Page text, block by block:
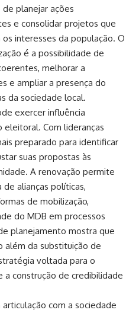
planejar ações
e consolidar projetos que
interesses da população. O
é a possibilidade de
melhorar a
e ampliar a presença do
da sociedade local.
exercer influência
eleitoral. Com lideranças
preparado para identificar
suas propostas às
A renovação permite
alianças políticas,
de mobilização,
do MDB em processos
planejamento mostra que
além da substituição de
voltada para o
construção de credibilidade
com a sociedade